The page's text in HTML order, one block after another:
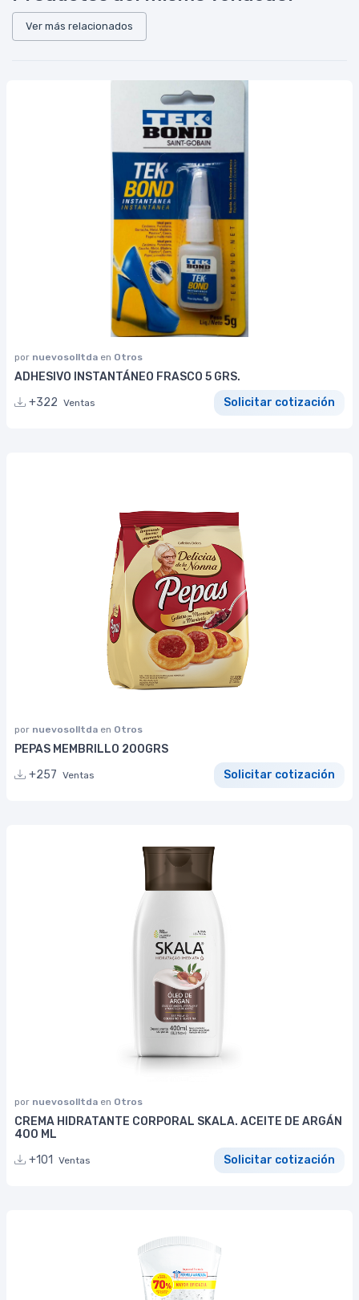
Ver más relacionados
por nuevosolltda en Otros
ADHESIVO INSTANTÁNEO FRASCO 5 GRS.
+322 Ventas Solicitar cotización
por nuevosolltda en Otros
PEPAS MEMBRILLO 200GRS
+257 Ventas Solicitar cotización
por nuevosolltda en Otros
CREMA HIDRATANTE CORPORAL SKALA. ACEITE DE ARGÁN
400 ML
+101 Ventas Solicitar cotización